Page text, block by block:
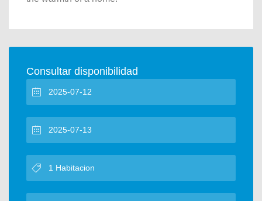
Consultar disponibilidad